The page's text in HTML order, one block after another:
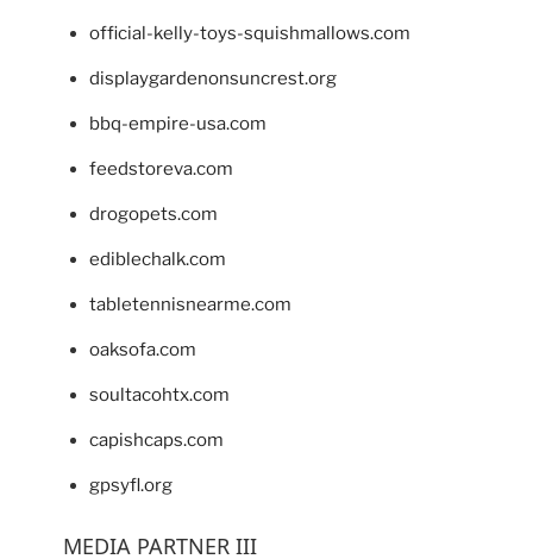
official-kelly-toys-squishmallows.com
displaygardenonsuncrest.org
bbq-empire-usa.com
feedstoreva.com
drogopets.com
ediblechalk.com
tabletennisnearme.com
oaksofa.com
soultacohtx.com
capishcaps.com
gpsyfl.org
MEDIA PARTNER III